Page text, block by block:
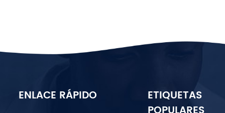
ENLACE RÁPIDO
ETIQUETAS